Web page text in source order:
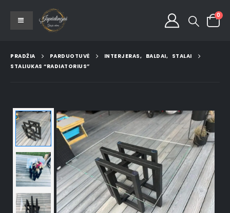
0
PRADŽIA PARDUOTUVĖ INTERJERAS, BALDAI, STALAI
STALIUKAS “RADIATORIUS”